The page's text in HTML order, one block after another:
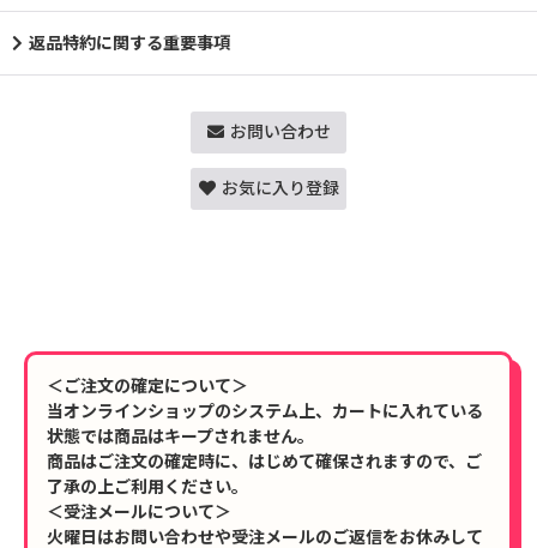
返品特約に関する重要事項
お問い合わせ
お気に入り登録
＜ご注文の確定について＞
当オンラインショップのシステム上、カートに入れている
状態では商品はキープされません。
商品はご注文の確定時に、はじめて確保されますので、ご
了承の上ご利用ください。
＜受注メールについて＞
火曜日はお問い合わせや受注メールのご返信をお休みして